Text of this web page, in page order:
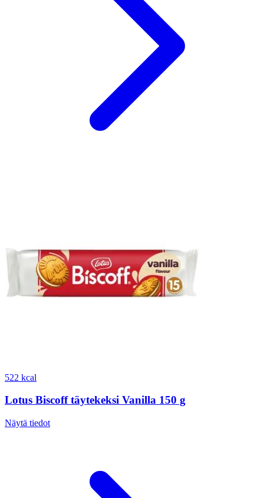
522 kcal
Lotus Biscoff täytekeksi Vanilla 150 g
Näytä tiedot